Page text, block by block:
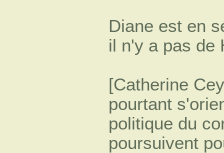
Diane est en
il n'y a pas de
[Catherine
pourtant
politique du
poursuivent